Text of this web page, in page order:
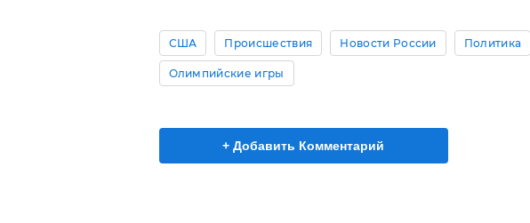
США Происшествия Новости России Политика
Олимпийские игры
+ Добавить Комментарий